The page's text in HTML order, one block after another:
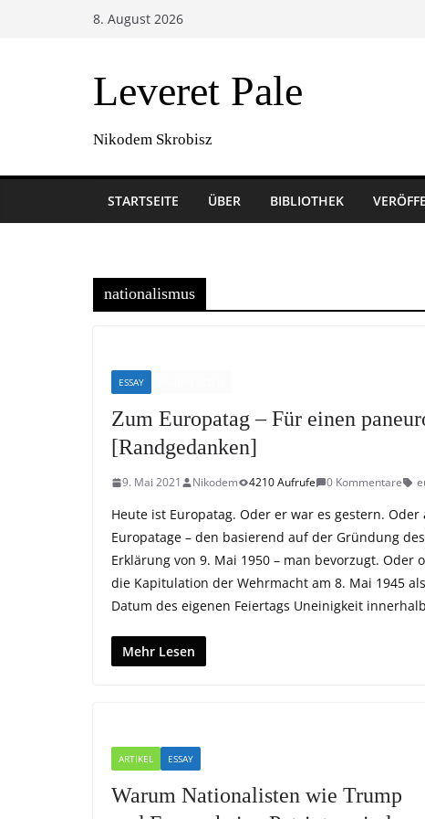
8. August 2026
Leveret Pale
Nikodem Skrobisz
STARTSEITE ÜBER BIBLIOTHEK
nationalismus
ESSAY
Zum Europatag – Für einen
[Randgedanken]
9. Mai 2021 Nikodem 4210 Aufrufe 0 Kommentare
Heute ist Europatag. Oder er war es gestern.
Europatage – den basierend auf der Gründung
Erklärung von 9. Mai 1950 – man bevorzugt.
die Kapitulation der Wehrmacht am 8. Mai 1945
Datum des eigenen Feiertags Uneinigkeit
Mehr Lesen
ARTIKEL ESSAY
Warum Nationalisten wie Trump